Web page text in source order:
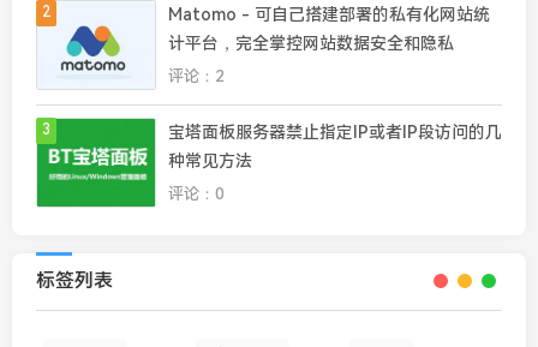
2
Matomo - 可自己搭建部署的私有化网站统
计平台，完全掌控网站数据安全和隐私
评论：2
3
宝塔面板服务器禁止指定IP或者IP段访问的几
种常见方法
评论：0
标签列表